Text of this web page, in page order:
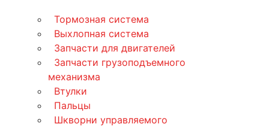
Тормозная система
Выхлопная система
Запчасти для двигателей
Запчасти грузоподъемного
механизма
Втулки
Пальцы
Шкворни управляемого